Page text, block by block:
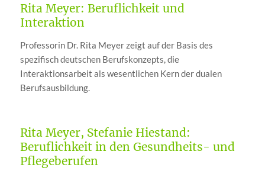
Rita Meyer: Beruflichkeit und
Interaktion
Professorin Dr. Rita Meyer zeigt auf der Basis des
spezifisch deutschen Berufskonzepts, die
Interaktionsarbeit als wesentlichen Kern der dualen
Berufsausbildung.
Rita Meyer, Stefanie Hiestand:
Beruflichkeit in den Gesundheits- und
Pflegeberufen